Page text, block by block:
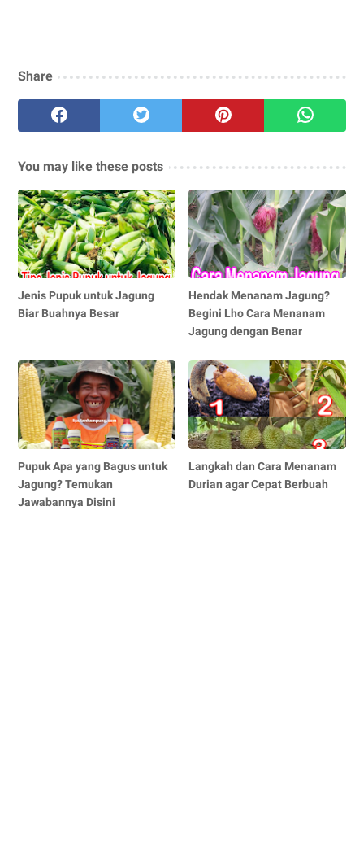
Share
You may like these posts
Jenis Pupuk untuk Jagung
Biar Buahnya Besar
Hendak Menanam Jagung?
Begini Lho Cara Menanam
Jagung dengan Benar
Pupuk Apa yang Bagus untuk
Jagung? Temukan
Jawabannya Disini
Langkah dan Cara Menanam
Durian agar Cepat Berbuah